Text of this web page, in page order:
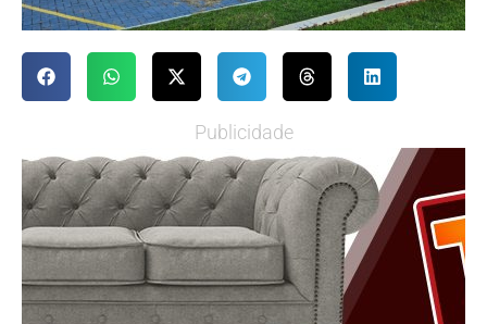
Publicidade